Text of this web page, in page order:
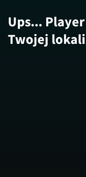
Ups...
Twojej